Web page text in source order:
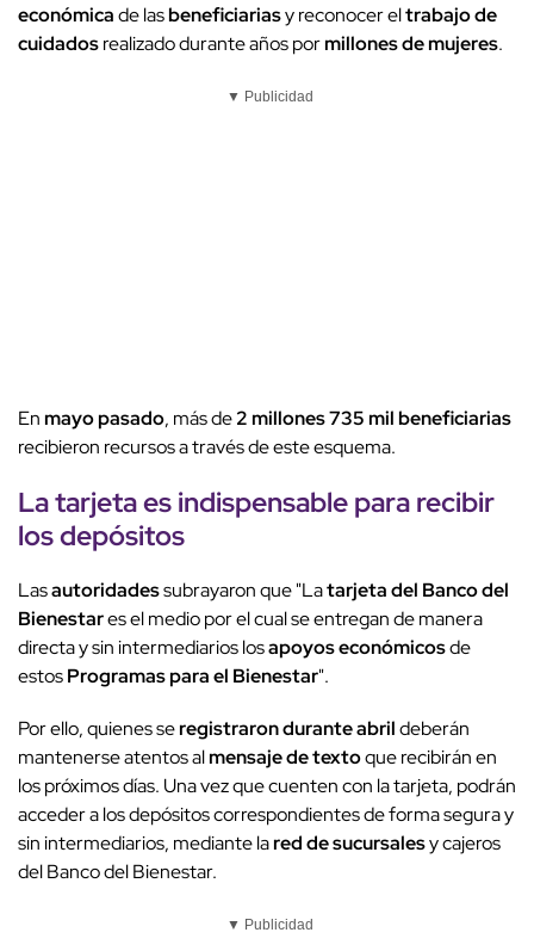
económicade lasbeneficiariasy reconocer eltrabajo de
cuidadosrealizado durante años pormillones de mujeres.
▼ Publicidad
Enmayo pasado, más de2 millones 735 milbeneficiarias
recibieron recursos a través de este esquema.
La tarjeta es indispensable para recibir
los depósitos
Lasautoridadessubrayaron que "Latarjeta del Banco del
Bienestares el medio por el cual se entregan de manera
directa y sin intermediarios losapoyos económicosde
estosProgramas para el Bienestar".
Por ello, quienes seregistraron durante abrildeberán
mantenerse atentos almensaje de textoque recibirán en
los próximos días. Una vez que cuenten con la tarjeta, podrán
acceder a los depósitos correspondientes de forma segura y
sin intermediarios, mediante lared de sucursalesy cajeros
del Banco del Bienestar.
▼ Publicidad